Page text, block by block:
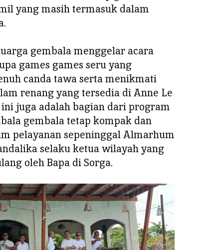
P
d
W
l
a
y
a
h
a
a
u
a
M
a
n
a
yang masih termasuk dalam
gembala menggelar acara
games games seru yang
canda tawa serta menikmati
renang yang tersedia di Anne Le
juga adalah bagian dari program
gembala tetap kompak dan
pelayanan sepeninggal Almarhum
selaku ketua wilayah yang
oleh Bapa di Sorga.